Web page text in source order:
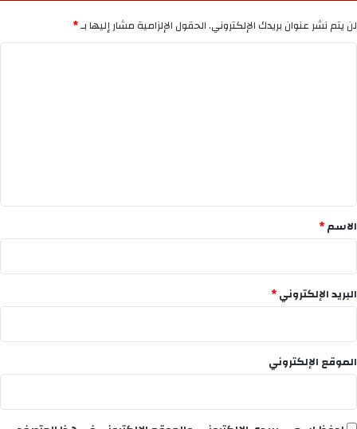
لن يتم نشر عنوان بريدك الإلكتروني.الحقول الإلزامية مشار إليها بـ*
*
الاسم*
البريد الإلكتروني*
الموقع الإلكتروني